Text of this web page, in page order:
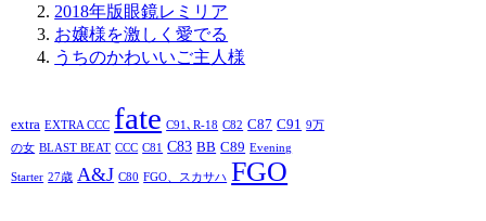
2018年版眼鏡レミリア
お嬢様を激しく愛でる
うちのかわいいご主人様
extra EXTRA CCC fate C91､R-18 C82 C87 C91 9万
の女 BLAST BEAT CCC C81 C83 BB C89 Evening
Starter 27歳 A&J C80 FGO、スカサハ FGO